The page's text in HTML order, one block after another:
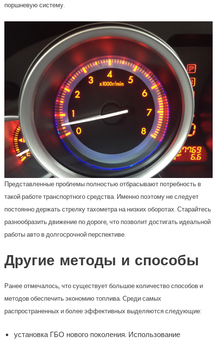
поршневую систему.
Представленные проблемы полностью отбрасывают потребность в
такой работе транспортного средства. Именно поэтому не следует
постоянно держать стрелку тахометра на низких оборотах. Старайтесь
разнообразить движение по дороге, что позволит достигать идеальной
работы авто в долгосрочной перспективе.
Другие методы и способы
Ранее отмечалось, что существует большое количество способов и
методов обеспечить экономию топлива. Среди самых
распространенных и более эффективных выделяются следующие:
установка ГБО нового поколения. Использование